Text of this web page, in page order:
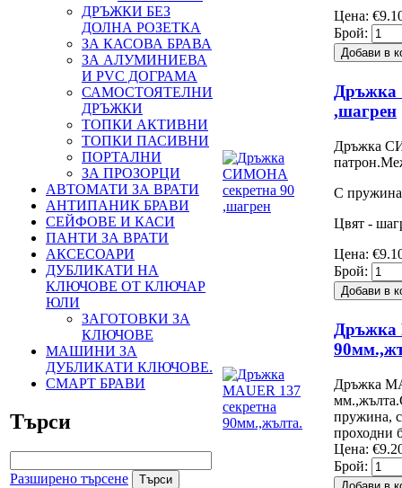
ДРЪЖКИ БЕЗ
ДОЛНА РОЗЕТКА
ЗА КАСОВА БРАВА
ЗА АЛУМИНИЕВА
И PVC ДОГРАМА
САМОСТОЯТЕЛНИ
ДРЪЖКИ
ТОПКИ АКТИВНИ
ТОПКИ ПАСИВНИ
ПОРТАЛНИ
ЗА ПРОЗОРЦИ
АВТОМАТИ ЗА ВРАТИ
АНТИПАНИК БРАВИ
СЕЙФОВЕ И КАСИ
ПАНТИ ЗА ВРАТИ
АКСЕСОАРИ
ДУБЛИКАТИ НА
КЛЮЧОВЕ ОТ КЛЮЧАР
ЮЛИ
ЗАГОТОВКИ ЗА
КЛЮЧОВЕ
МАШИНИ ЗА
ДУБЛИКАТИ КЛЮЧОВЕ.
СМАРТ БРАВИ
Търси
Разширено търсене
Цена:
Брой:
Дръжка
,шагрен
Дръжка
С
Цвят -
Цена:
Брой:
Дръжка
Дръжка
пружина,
проходни
Цена:
Брой: